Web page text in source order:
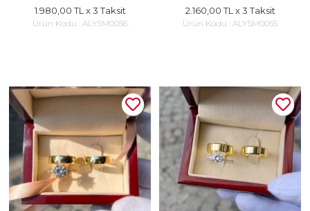
1.980,00 TL x 3 Taksit
Ürün Kodu : ALYSM0056
2.160,00 TL x 3 Taksit
Ürün Kodu : ALYSM0055